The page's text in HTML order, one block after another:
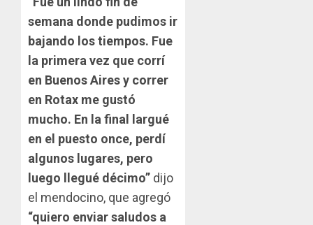
semana donde pudimos ir
bajando los tiempos. Fue
la primera vez que corrí
en Buenos Aires y correr
en Rotax me gustó
mucho. En la final largué
en el puesto once, perdí
algunos lugares, pero
luego llegué décimo” dijo
el mendocino, que agregó
“quiero enviar saludos a